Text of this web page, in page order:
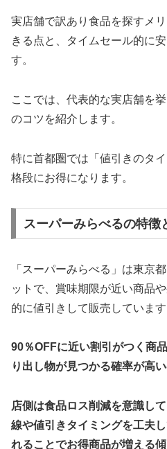
実店舗で訳あり食品を探すメ
きる点と、タイムセール的に
す。
ここでは、代表的な実店舗を
のコツを紹介します。
特に首都圏では「値引きのタ
格段にお得になります。
スーパーみらべるの特徴
「スーパーみらべる」は東京
ットで、賞味期限が近い商品
的に値引きして販売しています
90％OFFに近い割引がつく商
り出し物が見つかる確率が高い
店側は食品ロス削減を意識し
線や値引きタイミングを工夫
れることでお得商品が増える傾